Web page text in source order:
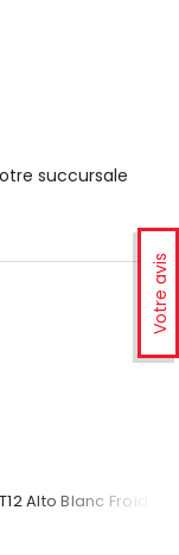
Votre avis
succursale
Alto Blanc Froid